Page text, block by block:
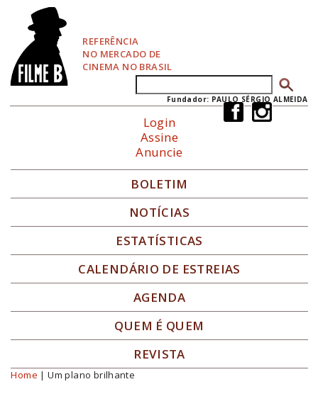
REFERÊNCIA
NO MERCADO DE
CINEMA NO BRASIL
Formulário de busca
Fundador: PAULO SÉRGIO ALMEIDA
Login
Assine
Anuncie
BOLETIM
NOTÍCIAS
ESTATÍSTICAS
CALENDÁRIO DE ESTREIAS
AGENDA
QUEM É QUEM
REVISTA
Você está aqui
Home | Um plano brilhante